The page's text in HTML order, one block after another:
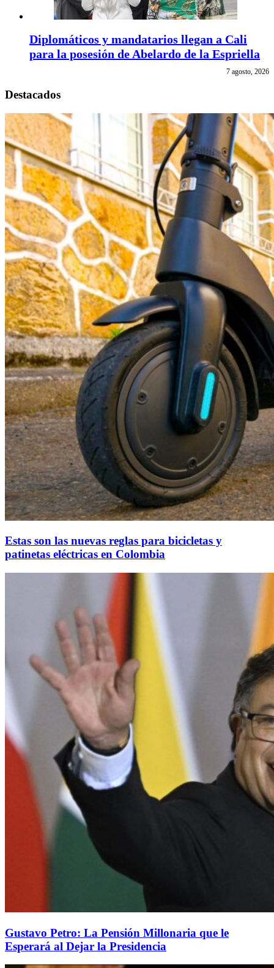
Diplomáticos y mandatarios llegan a Cali
para la posesión de Abelardo de la Espriella
7 agosto, 2026
Destacados
Estas son las nuevas reglas para bicicletas y
patinetas eléctricas en Colombia
Gustavo Petro: La Pensión Millonaria que le
Esperará al Dejar la Presidencia